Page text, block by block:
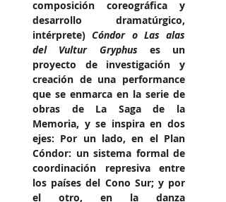
composición coreográfica y
desarrollo dramatúrgico,
intérprete) Cóndor o Las alas
del Vultur Gryphus es un
proyecto de investigación y
creación de una performance
que se enmarca en la serie de
obras de La Saga de la
Memoria, y se inspira en dos
ejes: Por un lado, en el Plan
Cóndor: un sistema formal de
coordinación represiva entre
los países del Cono Sur; y por
el otro, en la danza